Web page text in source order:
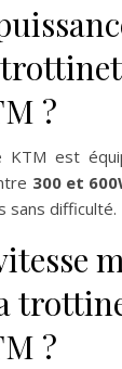
?
est
300 et
sans difficulté.
?